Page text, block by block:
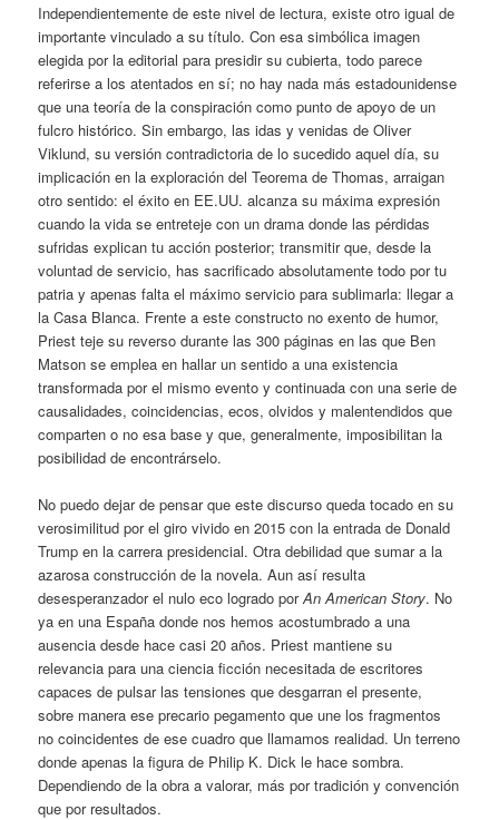
Independientemente de este nivel de lectura, existe otro igual de
importante vinculado a su título. Con esa simbólica imagen
elegida por la editorial para presidir su cubierta, todo parece
referirse a los atentados en sí; no hay nada más estadounidense
que una teoría de la conspiración como punto de apoyo de un
fulcro histórico. Sin embargo, las idas y venidas de Oliver
Viklund, su versión contradictoria de lo sucedido aquel día, su
implicación en la exploración del Teorema de Thomas, arraigan
otro sentido: el éxito en EE.UU. alcanza su máxima expresión
cuando la vida se entreteje con un drama donde las pérdidas
sufridas explican tu acción posterior; transmitir que, desde la
voluntad de servicio, has sacrificado absolutamente todo por tu
patria y apenas falta el máximo servicio para sublimarla: llegar a
la Casa Blanca. Frente a este constructo no exento de humor,
Priest teje su reverso durante las 300 páginas en las que Ben
Matson se emplea en hallar un sentido a una existencia
transformada por el mismo evento y continuada con una serie de
causalidades, coincidencias, ecos, olvidos y malentendidos que
comparten o no esa base y que, generalmente, imposibilitan la
posibilidad de encontrárselo.
No puedo dejar de pensar que este discurso queda tocado en su
verosimilitud por el giro vivido en 2015 con la entrada de Donald
Trump en la carrera presidencial. Otra debilidad que sumar a la
azarosa construcción de la novela. Aun así resulta
desesperanzador el nulo eco logrado porAn American Story. No
ya en una España donde nos hemos acostumbrado a una
ausencia desde hace casi 20 años. Priest mantiene su
relevancia para una ciencia ficción necesitada de escritores
capaces de pulsar las tensiones que desgarran el presente,
sobre manera ese precario pegamento que une los fragmentos
no coincidentes de ese cuadro que llamamos realidad. Un terreno
donde apenas la figura de Philip K. Dick le hace sombra.
Dependiendo de la obra a valorar, más por tradición y convención
que por resultados.